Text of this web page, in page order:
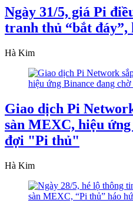
Ngày 31/5, giá Pi
tranh thủ “bắt đáy”,
Hà Kim
Giao dịch Pi
sàn MEXC, hiệu
đợi "Pi thủ"
Hà Kim